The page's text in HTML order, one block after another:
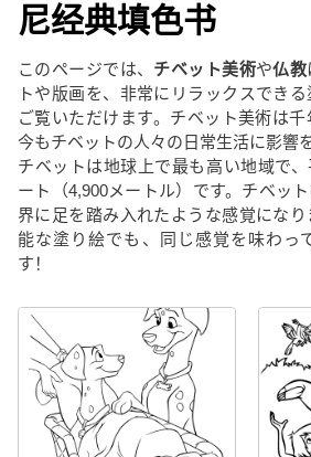
尼经典填色书
このページでは、 チベット美術や仏教
トや版画を、非常にリラックスでき
ご覧いただけます。チベット美術は千
今もチベットの人々の日常生活に影響
チベットは地球上で最も高い地域で
ート（4,900メートル）です。チベッ
界に足を踏み入れたような感覚にな
能な塗り絵でも、同じ感覚を味わっ
す！